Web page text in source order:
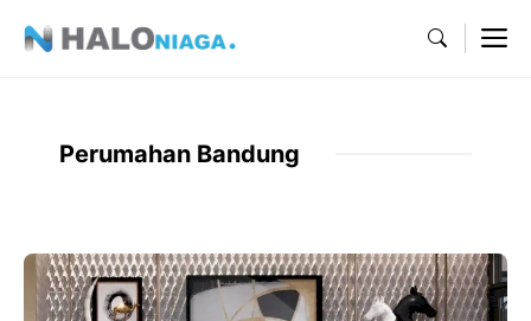
Perumahan Bandung